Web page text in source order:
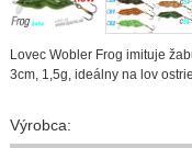
Lovec Wobler Frog imituje
3cm, 1,5g, ideálny na lov
Výrobca: